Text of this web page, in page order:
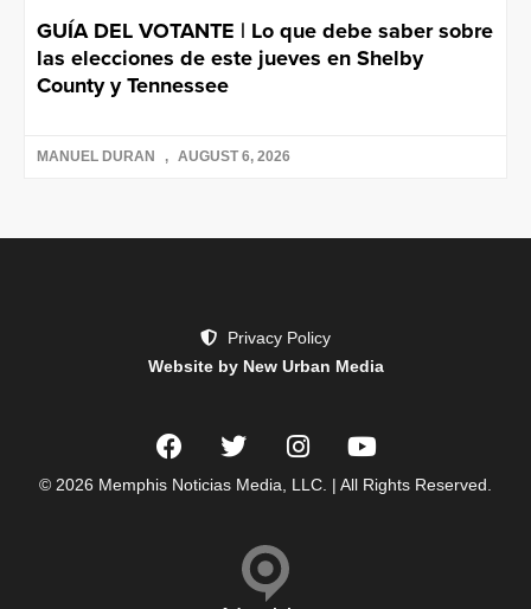
GUÍA DEL VOTANTE | Lo que debe saber sobre
las elecciones de este jueves en Shelby
County y Tennessee
MANUEL DURAN AUGUST 6, 2026
Privacy Policy
Website by New Urban Media
© 2026 Memphis Noticias Media, LLC. | All Rights Reserved.